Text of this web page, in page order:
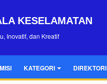
KESELAMATAN
Inovatif, dan Kreatif
KATEGORI DIREKTORI